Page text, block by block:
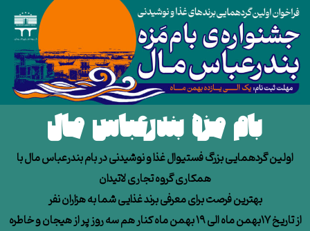
بام مزه بندرعباس مال
اولین گردهمایی بزرگ فستیوال غذا و نوشیدنی در بام بندرعباس مال با
همکاری گروه تجاری لاتیدان
بهترین فرصت برای معرفی برند غذایی شما به هزاران نفر
از تاریخ ۱۷بهمن ماه الی ۱۹ بهمن ماه کنار هم سه روز پر از هیجان و خاطره